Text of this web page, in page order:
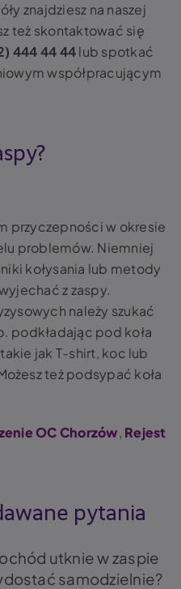
znajdziesz na naszej
też skontaktować się
444 44 44lub spotkać
współpracującym
przyczepności w okresie
problemów. Niemniej
kołysania lub metody
z zaspy.
należy szukać
podkładając pod koła
jak T-shirt, koc lub
też podsypać koła
OC Chorzów, Rejest
pytania
utknie w zaspie
samodzielnie?